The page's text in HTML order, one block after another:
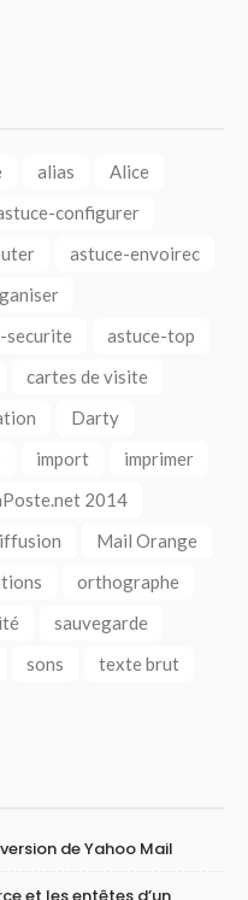
alias
Alice
configurer
astuce-envoirec
securite
astuce-top
cartes de visite
Darty
import
imprimer
2014
Mail Orange
orthographe
sauvegarde
sons
texte brut
de Yahoo Mail